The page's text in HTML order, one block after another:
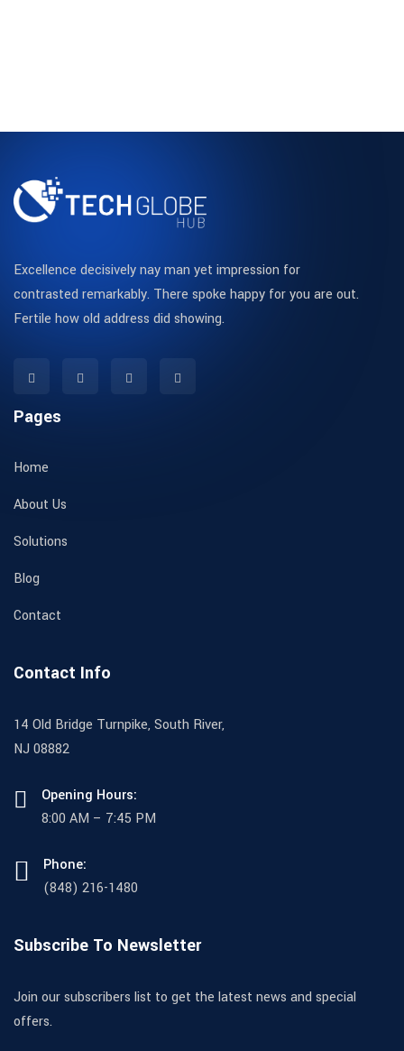
Excellence decisively nay man yet impression for
contrasted remarkably. There spoke happy for you are out.
Fertile how old address did showing.
Pages
Home
About Us
Solutions
Blog
Contact
Contact Info
14 Old Bridge Turnpike, South River,
NJ 08882
Opening Hours:
8:00 AM – 7:45 PM
Phone:
(848) 216-1480
Subscribe To Newsletter
Join our subscribers list to get the latest news and special
offers.